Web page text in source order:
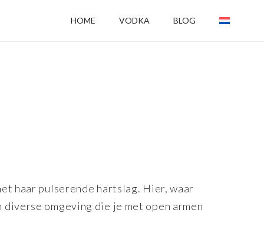
HOME VODKA BLOG
haar pulserende hartslag. Hier, waar
omgeving die je met open armen